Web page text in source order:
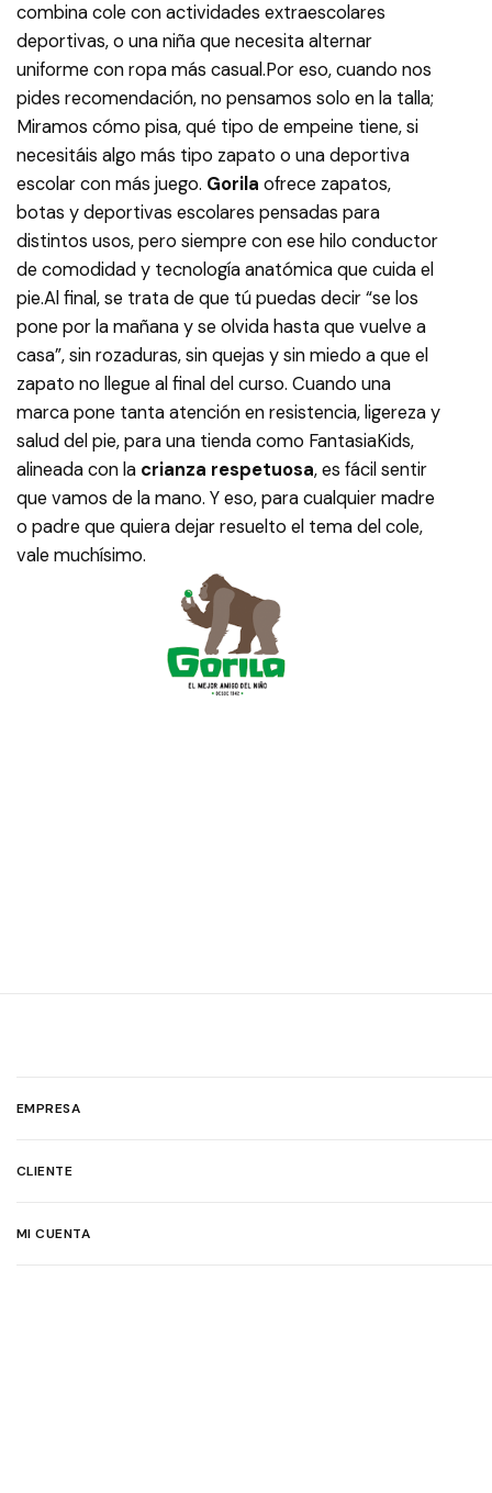
combina cole con actividades extraescolares
deportivas, o una niña que necesita alternar
uniforme con ropa más casual.​ Por eso, cuando nos
pides recomendación, no pensamos solo en la talla;
Miramos cómo pisa, qué tipo de empeine tiene, si
necesitáis algo más tipo zapato o una deportiva
escolar con más juego. Gorila ofrece zapatos,
botas y deportivas escolares pensadas para
distintos usos, pero siempre con ese hilo conductor
de comodidad y tecnología anatómica que cuida el
pie.​ Al final, se trata de que tú puedas decir “se los
pone por la mañana y se olvida hasta que vuelve a
casa”, sin rozaduras, sin quejas y sin miedo a que el
zapato no llegue al final del curso. Cuando una
marca pone tanta atención en resistencia, ligereza y
salud del pie, para una tienda como FantasiaKids,
alineada con la crianza respetuosa, es fácil sentir
que vamos de la mano. Y eso, para cualquier madre
o padre que quiera dejar resuelto el tema del cole,
vale muchísimo.
EMPRESA
CLIENTE
MI CUENTA